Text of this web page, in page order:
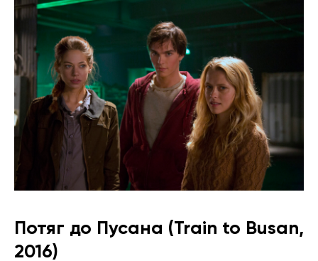
Потяг до Пусана (Train to Busan,
2016)